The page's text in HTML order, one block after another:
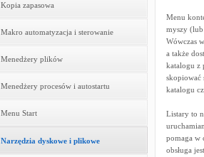
Kopia zapasowa
Makro automatyzacja i sterowanie
Menedżery plików
Menedżery procesów i autostartu
Menu Start
Narzędzia dyskowe i plikowe
Menu
myszy
Wówczas
a także
katalogu z
skopiować
katalogu
Listary to
pomaga w
obsługa